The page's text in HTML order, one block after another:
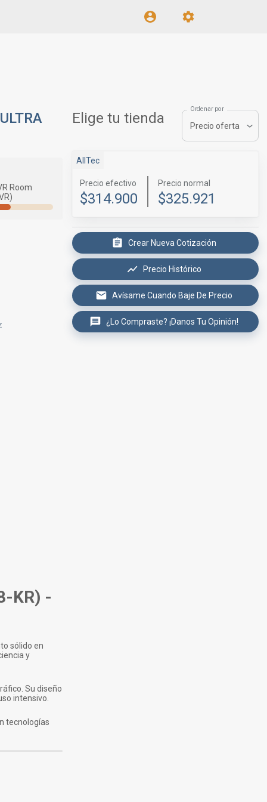
Room
Elige tu tienda
Ordenar por
Precio oferta
AllTec
Precio efectivo
$314.900
Precio normal
$325.921
Crear Nueva Cotización
Precio Histórico
Avísame Cuando Baje De Precio
¿Lo Compraste? ¡Danos Tu Opinión!
KR) -
sólido en
y
Su diseño
intensivo.
tecnologías